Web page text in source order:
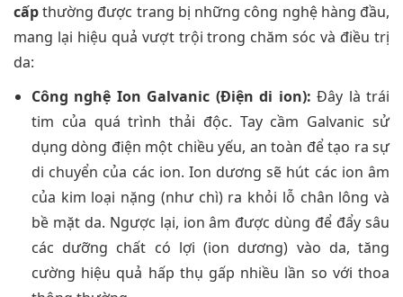
cấpthường được trang bị những công nghệ hàng đầu,
mang lại hiệu quả vượt trội trong chăm sóc và điều trị
da:
Công nghệ Ion Galvanic (Điện di ion): Đây là trái
tim của quá trình thải độc. Tay cầm Galvanic sử
dụng dòng điện một chiều yếu, an toàn để tạo ra sự
di chuyển của các ion. Ion dương sẽ hút các ion âm
của kim loại nặng (như chì) ra khỏi lỗ chân lông và
bề mặt da. Ngược lại, ion âm được dùng để đẩy sâu
các dưỡng chất có lợi (ion dương) vào da, tăng
cường hiệu quả hấp thụ gấp nhiều lần so với thoa